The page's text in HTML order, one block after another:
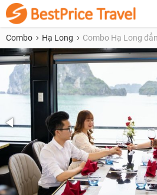
Combo Hạ Long Combo Hạ Long